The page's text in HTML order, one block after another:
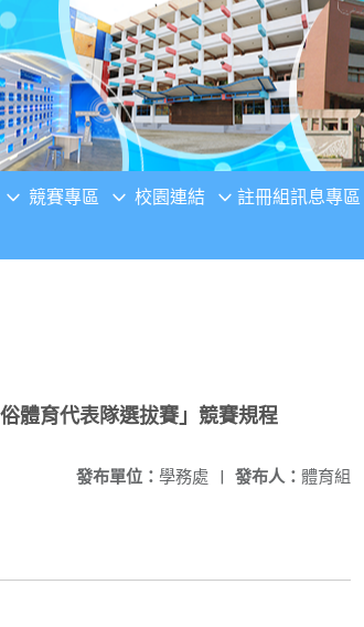
競賽專區 校園連結 註冊組訊息專區
體育代表隊選拔賽」競賽規程
發布人： 體育組
發布單位： 學務處 |